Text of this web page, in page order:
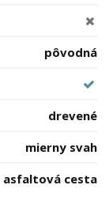
pôvodná
drevené
mierny svah
asfaltová cesta